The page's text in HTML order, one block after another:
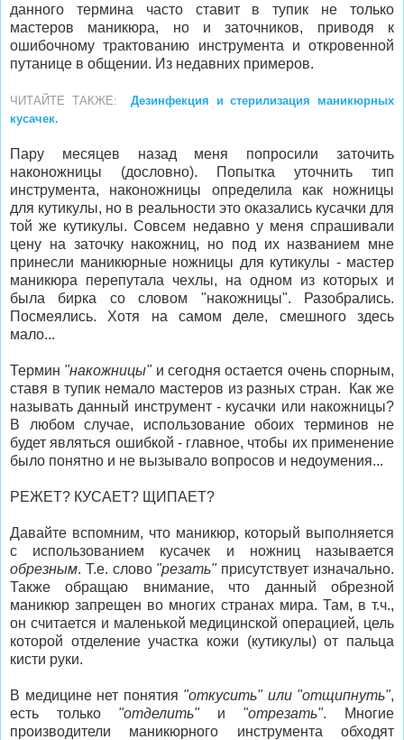
данного термина часто ставит в тупик не только
мастеров маникюра, но и заточников, приводя к
ошибочному трактованию инструмента и откровенной
путанице в общении. Из недавних примеров.
ЧИТАЙТЕ ТАКЖЕ:
Дезинфекция и стерилизация маникюрных
кусачек.
Пару месяцев назад меня попросили заточить
наконожницы (дословно). Попытка уточнить тип
инструмента, наконожницы определила как ножницы
для кутикулы, но в реальности это оказались кусачки для
той же кутикулы. Совсем недавно у меня спрашивали
цену на заточку накожниц, но под их названием мне
принесли маникюрные ножницы для кутикулы - мастер
маникюра перепутала чехлы, на одном из которых и
была бирка со словом "накожницы". Разобрались.
Посмеялись. Хотя на самом деле, смешного здесь
мало...
Термин "накожницы"и сегодня остается очень спорным,
ставя в тупик немало мастеров из разных стран. Как же
называть данный инструмент - кусачки или накожницы?
В любом случае, использование обоих терминов не
будет являться ошибкой - главное, чтобы их применение
было понятно и не вызывало вопросов и недоумения...
РЕЖЕТ? КУСАЕТ? ЩИПАЕТ?
Давайте вспомним, что маникюр, который выполняется
с использованием кусачек и ножниц называется
обрезным. Т.е. слово "резать"присутствует изначально.
Также обращаю внимание, что данный обрезной
маникюр запрещен во многих странах мира. Там, в т.ч.,
он считается и маленькой медицинской операцией, цель
которой отделение участка кожи (кутикулы) от пальца
кисти руки.
В медицине нет понятия "откусить" или "отщипнуть",
есть только "отделить"и "отрезать". Многие
производители маникюрного инструмента обходят